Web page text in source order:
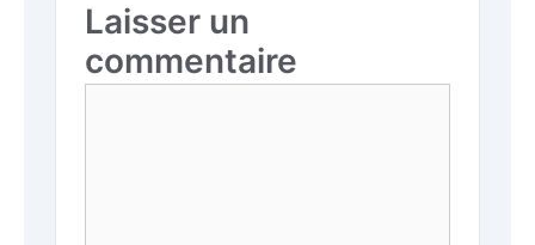
Laisser un
commentaire